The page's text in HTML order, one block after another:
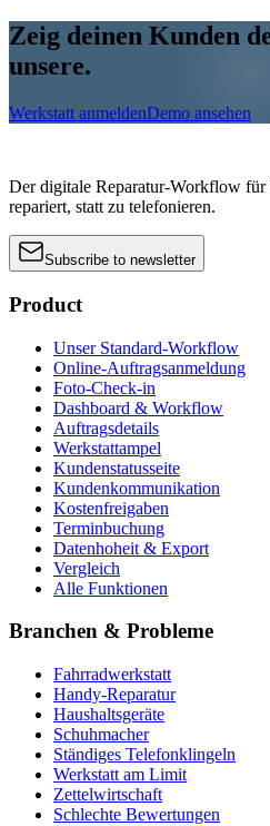
Zeig deinen Kunden
unsere.
Werkstatt anmeldenDemo ansehen
Der digitale Reparatur-Workflow für
repariert, statt zu telefonieren.
Subscribe to newsletter
Product
Unser Standard-Workflow
Online-Auftragsanmeldung
Foto-Check-in
Dashboard & Workflow
Auftragsdetails
Werkstattampel
Kundenstatusseite
Kundenkommunikation
Kostenfreigaben
Terminbuchung
Datenhoheit & Export
Vergleich
Alle Funktionen
Branchen & Probleme
Fahrradwerkstatt
Handy-Reparatur
Haushaltsgeräte
Schuhmacher
Ständiges Telefonklingeln
Werkstatt am Limit
Zettelwirtschaft
Schlechte Bewertungen